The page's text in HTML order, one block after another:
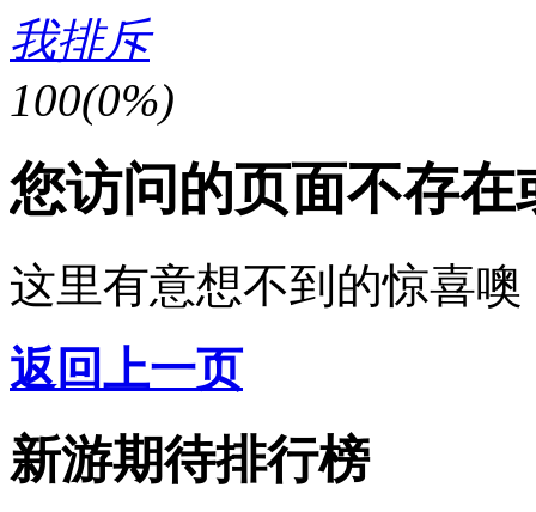
我排斥
100(0%)